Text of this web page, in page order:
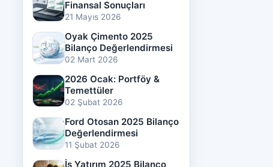
Finansal Sonuçları
21 Mayıs 2026
Oyak Çimento 2025
Bilanço Değerlendirmesi
02 Mart 2026
2026 Ocak: Portföy &
Temettüler
02 Şubat 2026
Ford Otosan 2025 Bilanço
Değerlendirmesi
11 Şubat 2026
İş Yatırım 2025 Bilanço